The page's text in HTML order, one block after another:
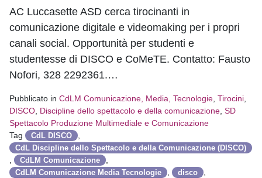
AC Luccasette ASD cerca tirocinanti in
comunicazione digitale e videomaking per i propri
canali social. Opportunità per studenti e
studentesse di DISCO e CoMeTE. Contatto: Fausto
Nofori, 328 2292361.…
Pubblicato in CdLM Comunicazione, Media, Tecnologie Tirocini
DISCO Discipline dello spettacolo e della comunicazione SD
Spettacolo Produzione Multimediale e Comunicazione
Tag
CdL DISCO
CdL Discipline dello Spettacolo e della Comunicazione (DISCO)
CdLM Comunicazione
CdLM Comunicazione Media Tecnologie disco